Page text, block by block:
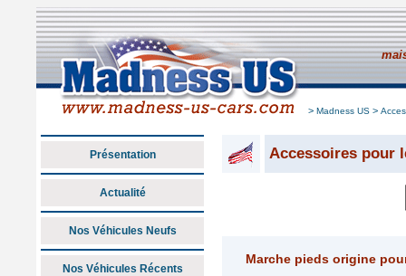
> Madness US >
Présentation
Actualité
Nos Véhicules Neufs
Nos Véhicules Récents
Accessoires pour
Marche pieds origine